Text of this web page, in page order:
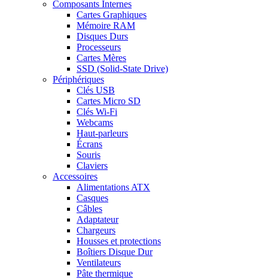
Composants Internes
Cartes Graphiques
Mémoire RAM
Disques Durs
Processeurs
Cartes Mères
SSD (Solid-State Drive)
Périphériques
Clés USB
Cartes Micro SD
Clés Wi-Fi
Webcams
Haut-parleurs
Écrans
Souris
Claviers
Accessoires
Alimentations ATX
Casques
Câbles
Adaptateur
Chargeurs
Housses et protections
Boîtiers Disque Dur
Ventilateurs
Pâte thermique